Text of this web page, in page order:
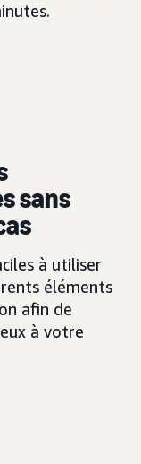
sans
à utiliser
éléments
afin de
à votre